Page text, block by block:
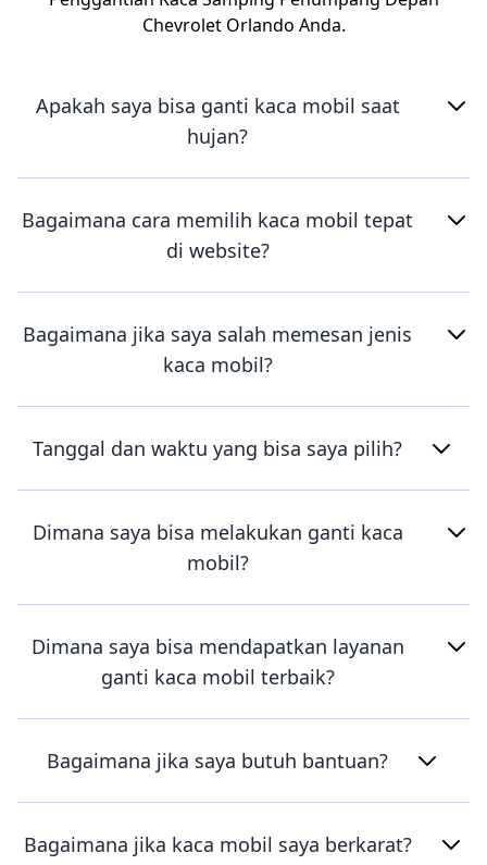
Chevrolet Orlando Anda.
Apakah saya bisa ganti kaca mobil saat
hujan?
Bagaimana cara memilih kaca mobil tepat
di website?
Bagaimana jika saya salah memesan jenis
kaca mobil?
Tanggal dan waktu yang bisa saya pilih?
Dimana saya bisa melakukan ganti kaca
mobil?
Dimana saya bisa mendapatkan layanan
ganti kaca mobil terbaik?
Bagaimana jika saya butuh bantuan?
Bagaimana jika kaca mobil saya berkarat?